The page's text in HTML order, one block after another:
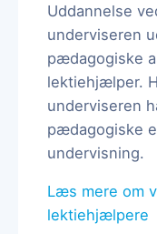
Uddannelse
underviseren
pædagogiske
lektiehjælper.
underviseren
pædagogiske
undervisning.
Læs mere om
lektiehjælpere